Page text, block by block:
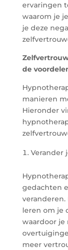
ervaringen
waarom je
je deze
de
manieren
Hieronder
Verander
gedachten
leren om je
waardoor je
meer